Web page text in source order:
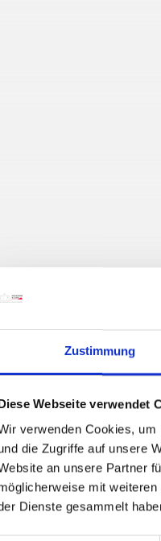
Zustimmung
Webseite verwendet
verwenden Cookies,
die Zugriffe auf unsere
an unsere Partner
mit
Dienste gesammelt